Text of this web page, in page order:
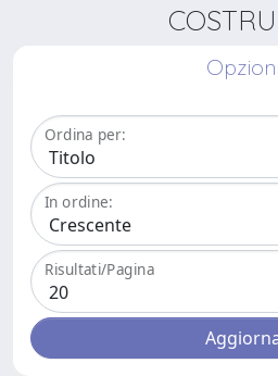
Opzioni
Ordina per:
In ordine:
Risultati/Pagina